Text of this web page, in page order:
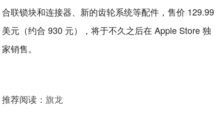
合联锁块和连接器、新的齿轮系统等配件，售价 129.99
美元（约合 930 元），将于不久之后在 Apple Store 独
家销售。
推荐阅读：旗龙